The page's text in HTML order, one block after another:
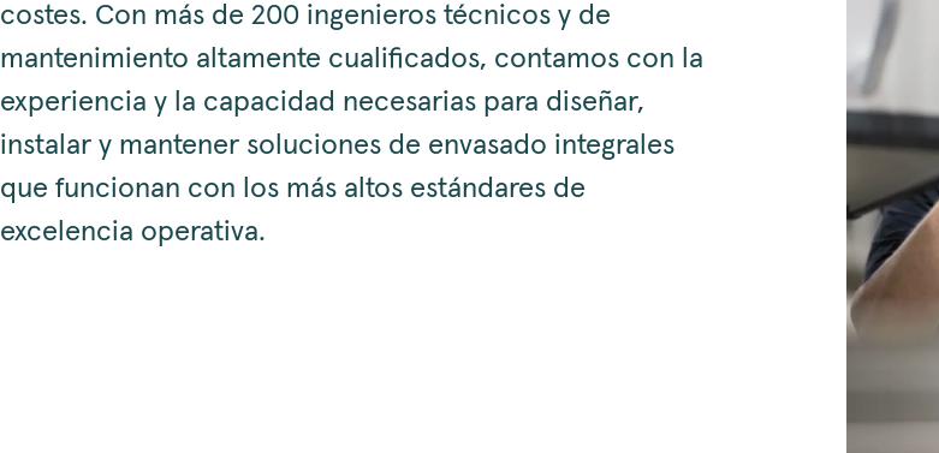
costes. Con más de 200 ingenieros técnicos y de
mantenimiento altamente cualificados, contamos con la
experiencia y la capacidad necesarias para diseñar,
instalar y mantener soluciones de envasado integrales
que funcionan con los más altos estándares de
excelencia operativa.